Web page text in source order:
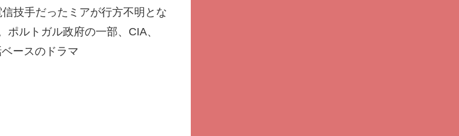
技手だったミアが行方不明とな
ルトガル政府の一部、CIA、
ースのドラマ